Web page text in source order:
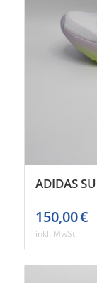
ADIDAS
150,00€
inkl. MwSt.